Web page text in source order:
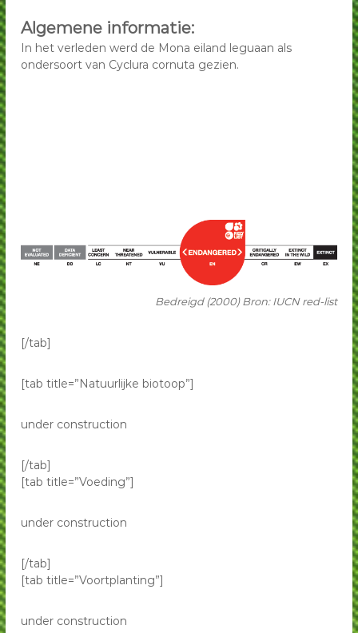
Algemene informatie:
In het verleden werd de Mona eiland leguaan als
ondersoort van Cyclura cornuta gezien.
Bedreigd (2000) Bron: IUCN red-list
[/tab]
[tab title=”Natuurlijke biotoop”]
under construction
[/tab]
[tab title=”Voeding”]
under construction
[/tab]
[tab title=”Voortplanting”]
under construction